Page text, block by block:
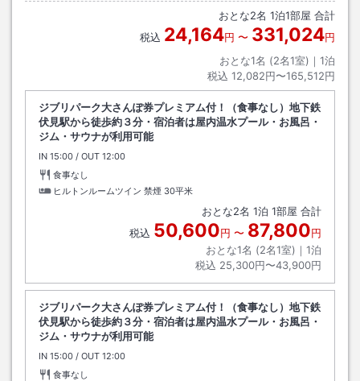
おとな2名 1泊1部屋 合計
税込 24,164円 〜 331,024円
おとな1名 (2名1室)｜ 1泊
税込 12,082円〜165,512円
ジブリパーク大さんぽ券プレミアム付！（食事なし）地下鉄
伏見駅から徒歩約３分・宿泊者は屋内温水プール・お風呂・
ジム・サウナが利用可能
IN チェックイン
15:00 / OUT チェックアウト
12:00
食事なし
ヒルトンルームツイン 禁煙 30平米
おとな2名 1泊 1部屋 合計
税込 50,600円 〜 87,800円
おとな1名 (2名1室)｜ 1泊
税込 25,300円〜43,900円
ジブリパーク大さんぽ券プレミアム付！（食事なし）地下鉄
伏見駅から徒歩約３分・宿泊者は屋内温水プール・お風呂・
ジム・サウナが利用可能
IN チェックイン
15:00 / OUT チェックアウト
12:00
食事なし